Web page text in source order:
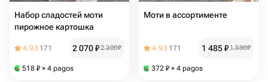
Набор сладостей моти
пирожное картошка
4.93 171 2 070₽2 300₽
518 ₽ × 4 pagos
Моти в ассортименте
4.93 171 1 485₽1 580₽
372 ₽ × 4 pagos